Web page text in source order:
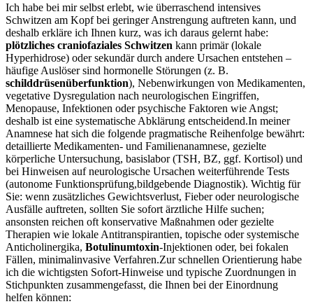
Ich habe bei mir selbst erlebt, wie überraschend‌ intensives
Schwitzen am Kopf bei geringer Anstrengung auftreten kann, und
deshalb erkläre ich Ihnen kurz, was ich daraus gelernt habe:
plötzliches craniofaziales Schwitzen kann primär (lokale
Hyperhidrose) oder sekundär durch andere Ursachen entstehen –
häufige Auslöser sind hormonelle Störungen (z. B.
schilddrüsenüberfunktion), Nebenwirkungen von⁤ Medikamenten,
vegetative Dysregulation nach neurologischen Eingriffen,
Menopause, Infektionen ⁤oder psychische ⁤Faktoren wie ‌Angst;
deshalb ist eine systematische ⁤Abklärung entscheidend.In meiner
Anamnese hat sich die folgende pragmatische Reihenfolge bewährt:
detaillierte Medikamenten- und ⁣Familienanamnese, gezielte
körperliche Untersuchung, basislabor (TSH, BZ, ggf. Kortisol) und
bei Hinweisen auf neurologische Ursachen weiterführende Tests
(autonome Funktionsprüfung,bildgebende Diagnostik). Wichtig für
Sie: wenn zusätzliches ​Gewichtsverlust, Fieber oder neurologische
Ausfälle auftreten, sollten Sie sofort ärztliche Hilfe‍ suchen;
ansonsten reichen ‍oft konservative Maßnahmen ‍oder gezielte
Therapien wie lokale Antitranspirantien, topische oder systemische​
Anticholinergika, Botulinumtoxin-Injektionen oder, bei fokalen
Fällen, minimalinvasive Verfahren.Zur schnellen Orientierung habe
ich die wichtigsten ⁢Sofort‑Hinweise und typische Zuordnungen in
⁣Stichpunkten zusammengefasst, die ​Ihnen bei der Einordnung
helfen können: